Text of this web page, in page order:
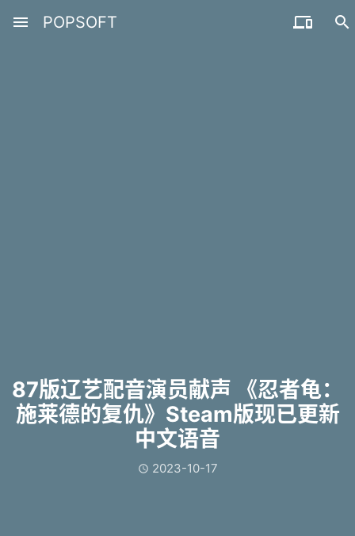
menu POPSOFT  
87版辽艺配音演员献声 《忍者龟：
施莱德的复仇》Steam版现已更新
中文语音
 2023-10-17